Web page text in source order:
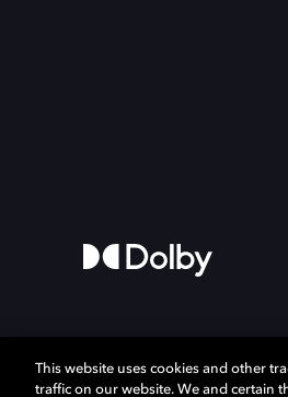
This website uses cookies and other
traffic on our website. We and certain